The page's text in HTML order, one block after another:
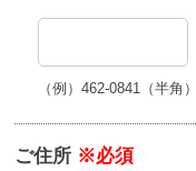
（例）462-0841（半角）
ご住所 ※必須